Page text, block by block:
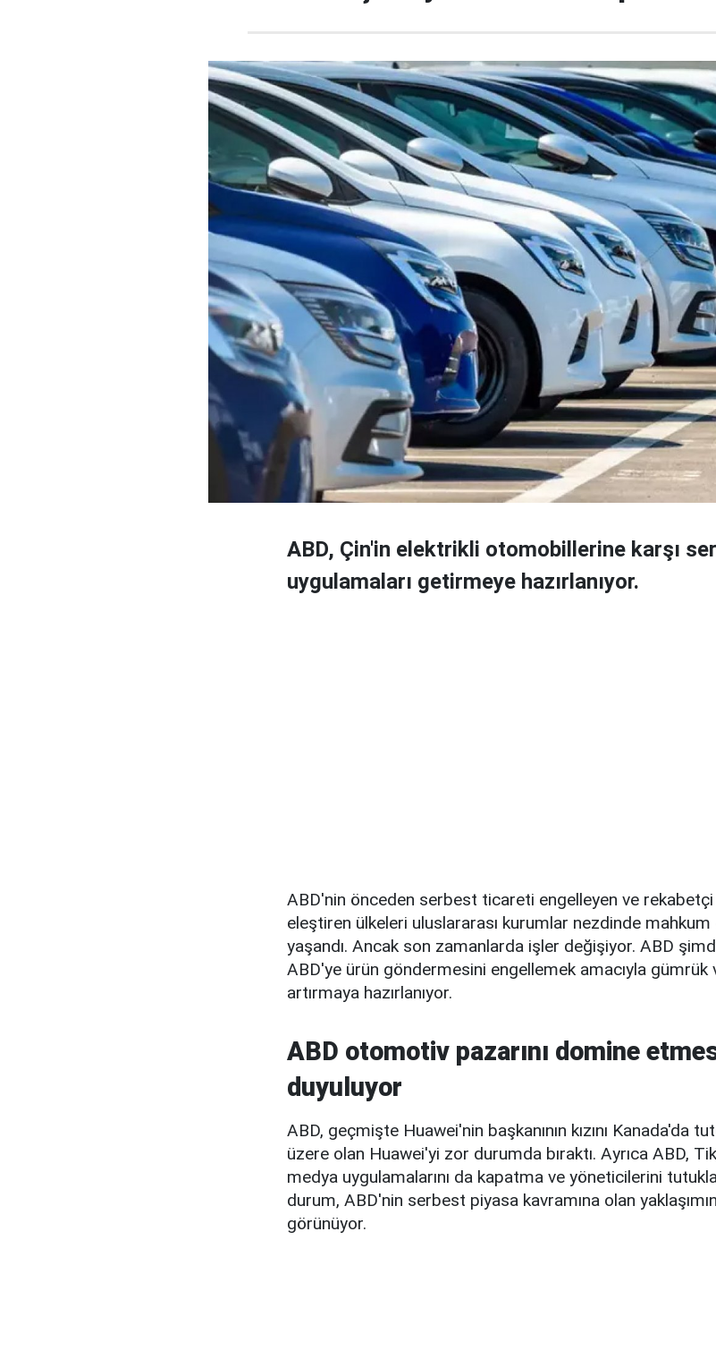
ABD, Çin'in elektrikli otomobillerine karşı
uygulamaları getirmeye hazırlanıyor.
ABD'nin önceden serbest ticareti engelleyen ve rekabetçi
eleştiren ülkeleri uluslararası kurumlar nezdinde
yaşandı. Ancak son zamanlarda işler değişiyor. ABD
ABD'ye ürün göndermesini engellemek amacıyla
artırmaya hazırlanıyor.
ABD otomotiv pazarını domine
duyuluyor
ABD, geçmişte Huawei'nin başkanının kızını Kanada'da
üzere olan Huawei'yi zor durumda bıraktı. Ayrıca ABD,
medya uygulamalarını da kapatma ve yöneticilerini
durum, ABD'nin serbest piyasa kavramına olan
görünüyor.